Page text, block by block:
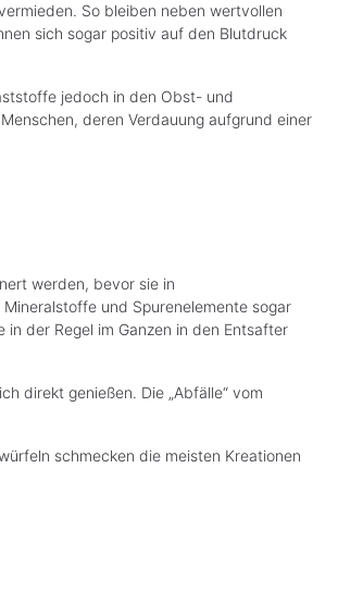
So bleiben neben wertvollen
sich sogar positiv auf den Blutdruck
jedoch in den Obst- und
deren Verdauung aufgrund einer
werden, bevor sie in
und Spurenelemente sogar
der Regel im Ganzen in den Entsafter
direkt genießen. Die „Abfälle“ vom
schmecken die meisten Kreationen